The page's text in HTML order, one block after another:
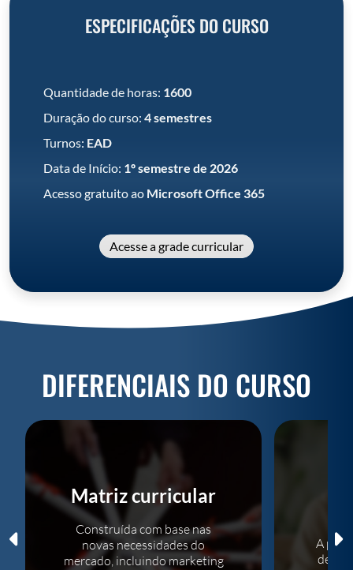
DIFERENCIAIS DO CURSO
Matriz curricular
Construída com base nas
novas necessidades do
mercado, incluindo marketing
A
de
ESPECIFICAÇÕES DO CURSO
Quantidade de horas: 1600
Duração do curso: 4 semestres
Turnos: EAD
Data de Início: 1º semestre de 2026
Acesso gratuito ao Microsoft Office 365
Acesse a grade curricular